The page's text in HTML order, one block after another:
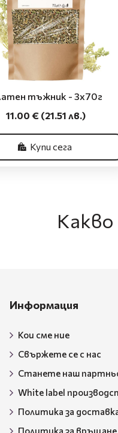
тъжник - 3x70г
11.00 € (21.51 лв.)
Купи сега
Информация
Кои сме ние
Свържете се с нас
Станете наш
White label
Политика за
Политика за връщане